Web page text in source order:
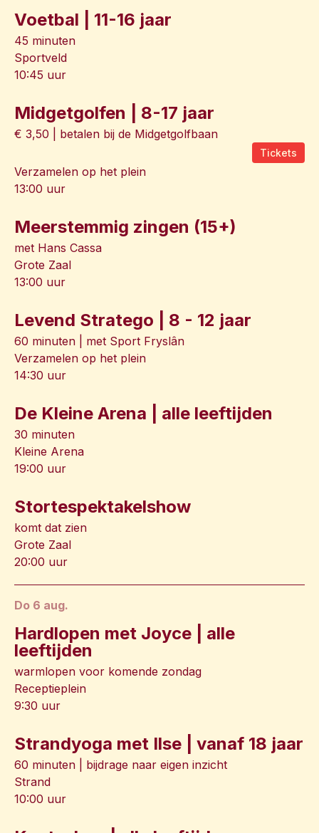
Voetbal | 11-16 jaar
45 minuten
Sportveld
10:45 uur
Midgetgolfen | 8-17 jaar
€ 3,50 | betalen bij de Midgetgolfbaan
Tickets
Verzamelen op het plein
13:00 uur
Meerstemmig zingen (15+)
met Hans Cassa
Grote Zaal
13:00 uur
Levend Stratego | 8 - 12 jaar
60 minuten | met Sport Fryslân
Verzamelen op het plein
14:30 uur
De Kleine Arena | alle leeftijden
30 minuten
Kleine Arena
19:00 uur
Stortespektakelshow
komt dat zien
Grote Zaal
20:00 uur
do 6 aug.
Hardlopen met Joyce | alle
leeftijden
warmlopen voor komende zondag
Receptieplein
9:30 uur
Strandyoga met Ilse | vanaf 18 jaar
60 minuten | bijdrage naar eigen inzicht
Strand
10:00 uur